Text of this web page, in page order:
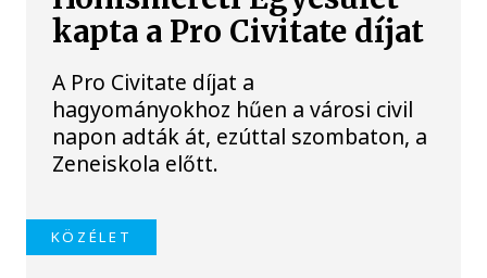
kapta a Pro Civitate díjat
A Pro Civitate díjat a
hagyományokhoz hűen a városi civil
napon adták át, ezúttal szombaton, a
Zeneiskola előtt.
KÖZÉLET